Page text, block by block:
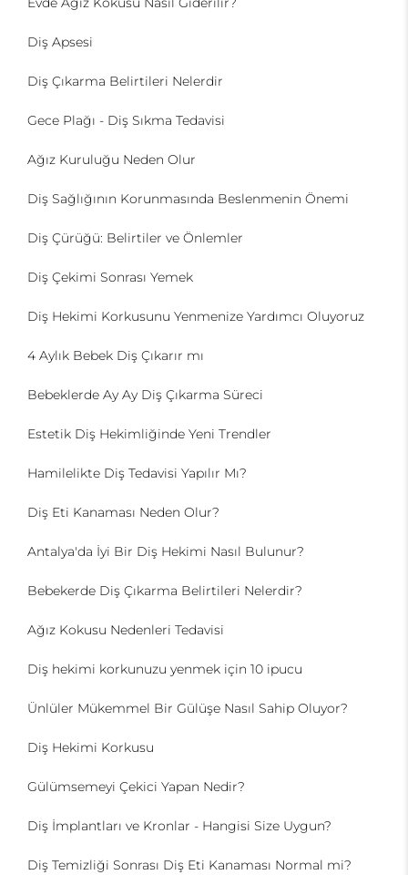
Diş Apsesi
Diş Çıkarma Belirtileri Nelerdir
Gece Plağı - Diş Sıkma Tedavisi
Ağız Kuruluğu Neden Olur
Diş Sağlığının Korunmasında Beslenmenin Önemi
Diş Çürüğü: Belirtiler ve Önlemler
Diş Çekimi Sonrası Yemek
Diş Hekimi Korkusunu Yenmenize Yardımcı Oluyoruz
4 Aylık Bebek Diş Çıkarır mı
Bebeklerde Ay Ay Diş Çıkarma Süreci
Estetik Diş Hekimliğinde Yeni Trendler
Hamilelikte Diş Tedavisi Yapılır Mı?
Diş Eti Kanaması Neden Olur?
Antalya'da İyi Bir Diş Hekimi Nasıl Bulunur?
Bebekerde Diş Çıkarma Belirtileri Nelerdir?
Ağız Kokusu Nedenleri Tedavisi
Diş hekimi korkunuzu yenmek için 10 ipucu
Ünlüler Mükemmel Bir Gülüşe Nasıl Sahip Oluyor?
Diş Hekimi Korkusu
Gülümsemeyi Çekici Yapan Nedir?
Diş İmplantları ve Kronlar - Hangisi Size Uygun?
Diş Temizliği Sonrası Diş Eti Kanaması Normal mi?